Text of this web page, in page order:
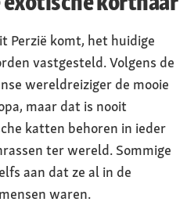
Perzië komt, het huidige
vastgesteld. Volgens de
wereldreiziger de mooie
maar dat is nooit
katten behoren in ieder
ter wereld. Sommige
aan dat ze al in de
waren.